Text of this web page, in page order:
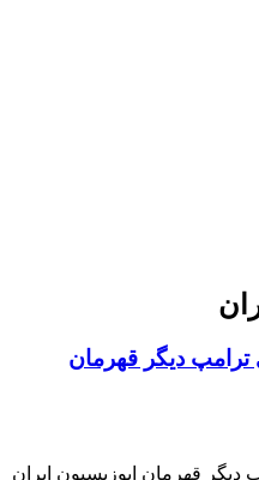
دیگر قهرمان
قهرمان اپوزیسیون ایران